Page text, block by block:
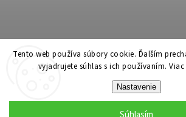
Tento web používa súbory cookie. Ďalším
vyjadrujete súhlas s ich používaním.
Nastavenie
Bagin.cz